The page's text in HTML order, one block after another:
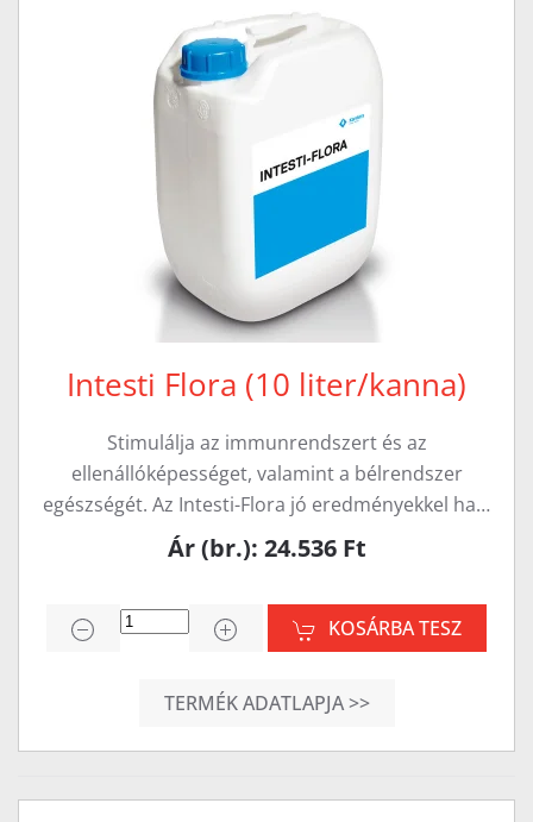
Intesti Flora (10 liter/kanna)
Stimulálja az immunrendszert és az
ellenállóképességet, valamint a bélrendszer
egészségét. Az Intesti-Flora jó eredményekkel ha…
Ár (br.): 24.536 Ft
KOSÁRBA TESZ
TERMÉK ADATLAPJA >>